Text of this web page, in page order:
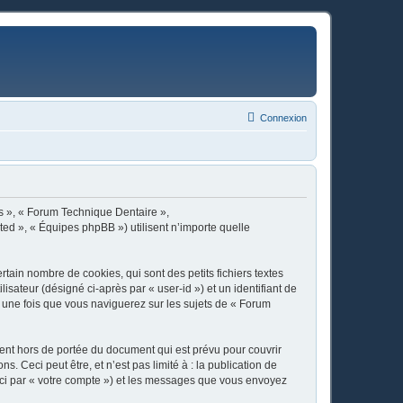
Connexion
« Forum Technique Dentaire »,
», « Équipes phpBB ») utilisent n’importe quelle
nombre de cookies, qui sont des petits fichiers textes
(désigné ci-après par « user-id ») et un identifiant de
fois que vous naviguerez sur les sujets de « Forum
hors de portée du document qui est prévu pour couvrir
Ceci peut être, et n’est pas limité à : la publication de
par « votre compte ») et les messages que vous envoyez